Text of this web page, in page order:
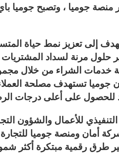
منصة جوميا ، وتصبح جوميا
إلى تعزيز نمط حياة
حلول مرنة لسداد
خدمات الشراء من خلال
جوميا تستهدف مصلحة
للحصول على أعلى درجات
للأعمال والشؤون
أمان ومنصة جوميا للتجارة
طرق رقمية مبتكرة أكثر